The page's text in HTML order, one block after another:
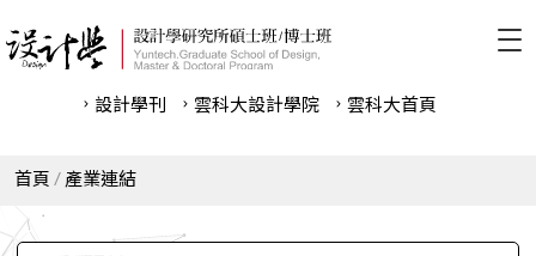
設計學刊 雲科⼤設計學院 雲科⼤首頁
首頁 產業連結